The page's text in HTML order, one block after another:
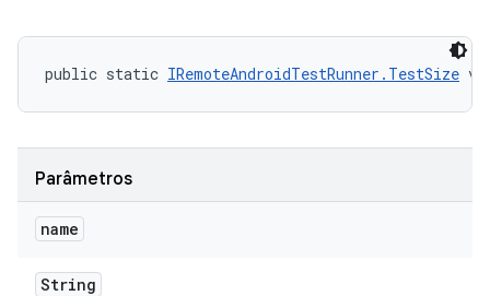
public static IRemoteAndroidTestRunner.TestSize
Parâmetros
name
String